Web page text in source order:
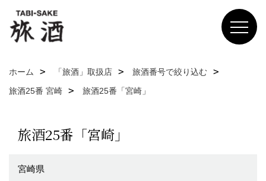
ホーム 「旅酒」取扱店
旅酒番号で絞り込む
旅酒25番 宮崎
旅酒25番「宮崎」
旅酒25番「宮崎」
宮崎県